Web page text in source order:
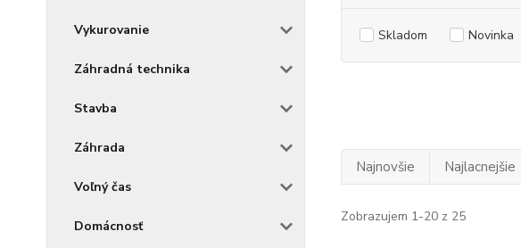
Vykurovanie
Záhradná technika
Stavba
Záhrada
Voľný čas
Domácnosť
Skladom Novinka
Najnovšie Najlacnejšie
Zobrazujem 1-20 z 25